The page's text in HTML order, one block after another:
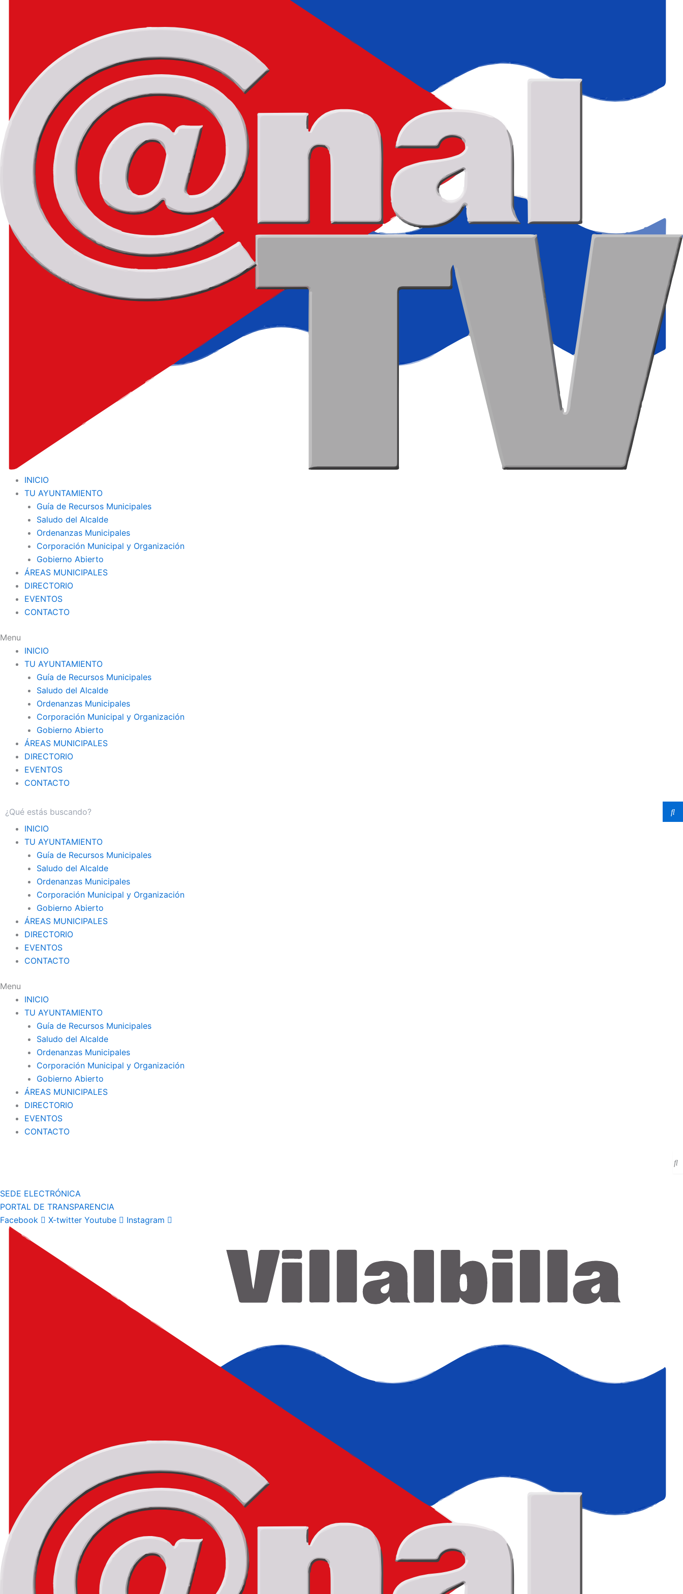
INICIO
TU AYUNTAMIENTO
Guía de Recursos Municipales
Saludo del Alcalde
Ordenanzas Municipales
Corporación Municipal y Organización
Gobierno Abierto
ÁREAS MUNICIPALES
DIRECTORIO
EVENTOS
CONTACTO
Menu
INICIO
TU AYUNTAMIENTO
Guía de Recursos Municipales
Saludo del Alcalde
Ordenanzas Municipales
Corporación Municipal y Organización
Gobierno Abierto
ÁREAS MUNICIPALES
DIRECTORIO
EVENTOS
CONTACTO
INICIO
TU AYUNTAMIENTO
Guía de Recursos Municipales
Saludo del Alcalde
Ordenanzas Municipales
Corporación Municipal y Organización
Gobierno Abierto
ÁREAS MUNICIPALES
DIRECTORIO
EVENTOS
CONTACTO
Menu
INICIO
TU AYUNTAMIENTO
Guía de Recursos Municipales
Saludo del Alcalde
Ordenanzas Municipales
Corporación Municipal y Organización
Gobierno Abierto
ÁREAS MUNICIPALES
DIRECTORIO
EVENTOS
CONTACTO
SEDE ELECTRÓNICA
PORTAL DE TRANSPARENCIA
Facebook
X-twitter Youtube Instagram